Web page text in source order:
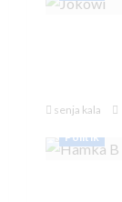
senja kala
Politik